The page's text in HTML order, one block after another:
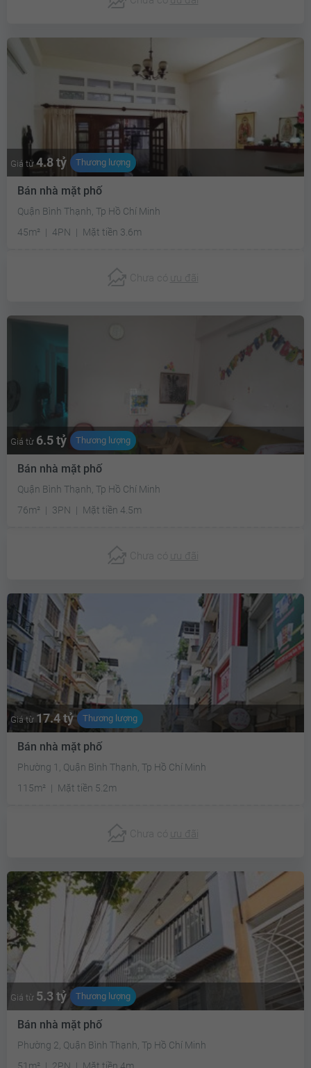
Giá từ 4.8 tỷ Thương lượng
Bán nhà mặt phố
Quận Bình Thạnh, Tp Hồ Chí Minh
45m²
4PN Mặt tiền 3.6m
Chưa có ưu đãi
Giá từ 6.5 tỷ Thương lượng
Bán nhà mặt phố
Quận Bình Thạnh, Tp Hồ Chí Minh
76m²
3PN Mặt tiền 4.5m
Chưa có ưu đãi
Giá từ 17.4 tỷ Thương lượng
Bán nhà mặt phố
Phường 1, Quận Bình Thạnh, Tp Hồ Chí Minh
115m²
Mặt tiền 5.2m
Chưa có ưu đãi
Giá từ 5.3 tỷ Thương lượng
Bán nhà mặt phố
Phường 2, Quận Bình Thạnh, Tp Hồ Chí Minh
51m²
2PN Mặt tiền 4m